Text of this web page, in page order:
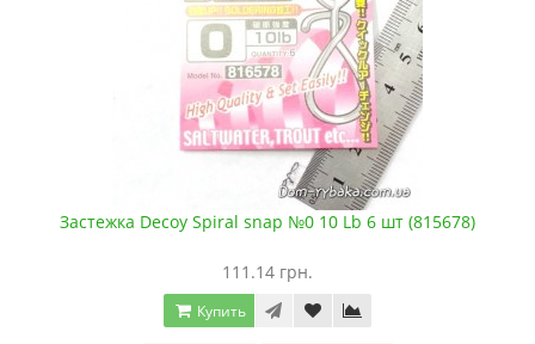
Застежка Decoy Spiral snap №0 10 Lb 6 шт (815678)
111.14 грн.
Купить